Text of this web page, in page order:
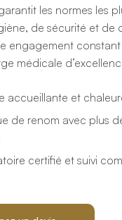
les normes les
de sécurité et de
engagement
médicale
accueillante et
de renom avec plus
certifié et suivi